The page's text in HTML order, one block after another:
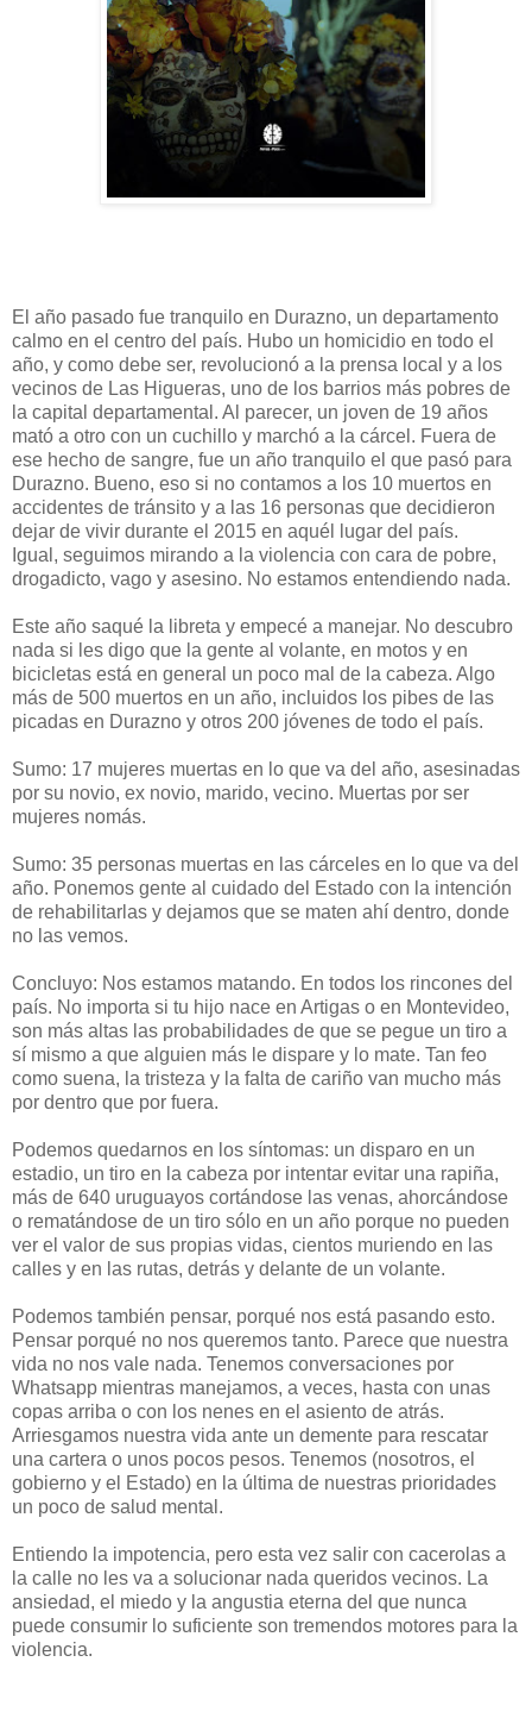
El año pasado fue tranquilo en Durazno, un departamento
calmo en el centro del país. Hubo un homicidio en todo el
año, y como debe ser, revolucionó a la prensa local y a los
vecinos de Las Higueras, uno de los barrios más pobres de
la capital departamental. Al parecer, un joven de 19 años
mató a otro con un cuchillo y marchó a la cárcel. Fuera de
ese hecho de sangre, fue un año tranquilo el que pasó para
Durazno. Bueno, eso si no contamos a los 10 muertos en
accidentes de tránsito y a las 16 personas que decidieron
dejar de vivir durante el 2015 en aquél lugar del país.
Igual, seguimos mirando a la violencia con cara de pobre,
drogadicto, vago y asesino. No estamos entendiendo nada.
Este año saqué la libreta y empecé a manejar. No descubro
nada si les digo que la gente al volante, en motos y en
bicicletas está en general un poco mal de la cabeza. Algo
más de 500 muertos en un año, incluidos los pibes de las
picadas en Durazno y otros 200 jóvenes de todo el país.
Sumo: 17 mujeres muertas en lo que va del año, asesinadas
por su novio, ex novio, marido, vecino. Muertas por ser
mujeres nomás.
Sumo: 35 personas muertas en las cárceles en lo que va del
año. Ponemos gente al cuidado del Estado con la intención
de rehabilitarlas y dejamos que se maten ahí dentro, donde
no las vemos.
Concluyo: Nos estamos matando. En todos los rincones del
país. No importa si tu hijo nace en Artigas o en Montevideo,
son más altas las probabilidades de que se pegue un tiro a
sí mismo a que alguien más le dispare y lo mate. Tan feo
como suena, la tristeza y la falta de cariño van mucho más
por dentro que por fuera.
Podemos quedarnos en los síntomas: un disparo en un
estadio, un tiro en la cabeza por intentar evitar una rapiña,
más de 640 uruguayos cortándose las venas, ahorcándose
o rematándose de un tiro sólo en un año porque no pueden
ver el valor de sus propias vidas, cientos muriendo en las
calles y en las rutas, detrás y delante de un volante.
Podemos también pensar, porqué nos está pasando esto.
Pensar porqué no nos queremos tanto. Parece que nuestra
vida no nos vale nada. Tenemos conversaciones por
Whatsapp mientras manejamos, a veces, hasta con unas
copas arriba o con los nenes en el asiento de atrás.
Arriesgamos nuestra vida ante un demente para rescatar
una cartera o unos pocos pesos. Tenemos (nosotros, el
gobierno y el Estado) en la última de nuestras prioridades
un poco de salud mental.
Entiendo la impotencia, pero esta vez salir con cacerolas a
la calle no les va a solucionar nada queridos vecinos. La
ansiedad, el miedo y la angustia eterna del que nunca
puede consumir lo suficiente son tremendos motores para la
violencia.